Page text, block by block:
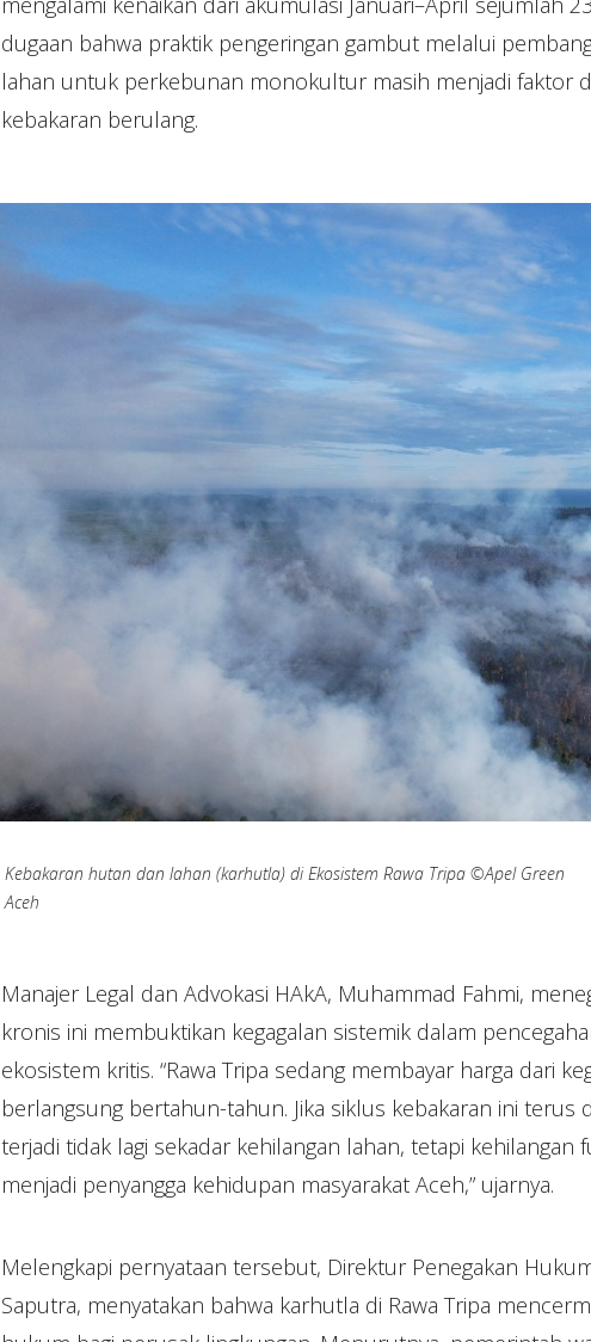
dugaan bahwa praktik pengeringan gambut melalui
lahan untuk perkebunan monokultur masih menjadi faktor
kebakaran berulang.
Kebakaran hutan dan lahan (karhutla) di Ekosistem Rawa Tripa ©Apel Green
Aceh
Manajer Legal dan Advokasi HAkA, Muhammad Fahmi,
kronis ini membuktikan kegagalan sistemik dalam
ekosistem kritis. “Rawa Tripa sedang membayar harga dari
berlangsung bertahun-tahun. Jika siklus kebakaran ini terus
terjadi tidak lagi sekadar kehilangan lahan, tetapi kehilangan
menjadi penyangga kehidupan masyarakat Aceh,” ujarnya.
Melengkapi pernyataan tersebut, Direktur Penegakan
Saputra, menyatakan bahwa karhutla di Rawa Tripa